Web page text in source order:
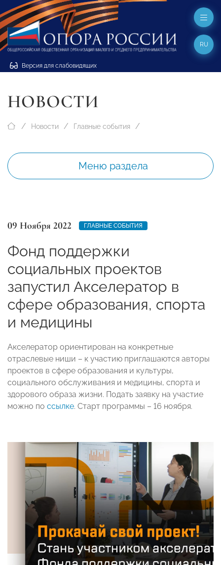
Версия для слабовидящих
RU
НОВОСТИ
Новости Главные события
Меню раздела
09 Ноября 2022 ГЛАВНЫЕ СОБЫТИЯ
Фонд поддержки
социальных проектов
запустил Акселератор в
сфере образования, спорта
и медицины
Акселератор ориентирован на конкретные
отраслевые ниши – к участию приглашаются авторы
проектов в сфере образования и культуры,
социального обслуживания и медицины, спорта и
здорового образа жизни. Подать заявку на участие
можно по ссылке. Старт программы – 16 ноября.